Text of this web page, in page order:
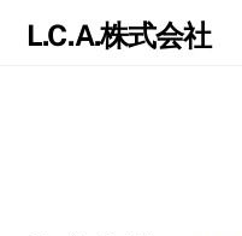
L.C.A.株式会社